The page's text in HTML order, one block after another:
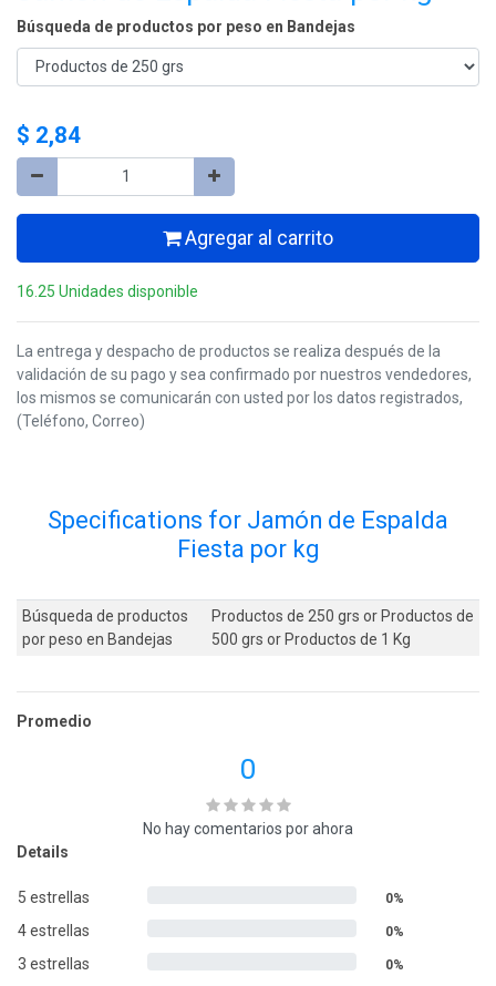
Búsqueda de productos por peso en Bandejas
$ 2,84
Agregar al carrito
16.25 Unidades disponible
La entrega y despacho de productos se realiza después de la
validación de su pago y sea confirmado por nuestros vendedores,
los mismos se comunicarán con usted por los datos registrados,
(Teléfono, Correo)
Specifications for Jamón de Espalda
Fiesta por kg
Búsqueda de productos
por peso en Bandejas
Productos de 250 grs or Productos de
500 grs or Productos de 1 Kg
Promedio
0
No hay comentarios por ahora
Details
5 estrellas 0%
4 estrellas 0%
3 estrellas 0%